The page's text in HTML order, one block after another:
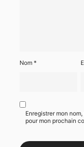
Nom *
Enregistrer mon
pour mon prochain